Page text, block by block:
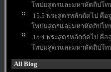
ทปมสูตรและมหาหัตถิปโท
15.5 พระสูตรหลักถัดไป คือ
ทปมสูตรและมหาหัตถิปโท
15.4 พระสูตรหลักถัดไป คือ
ทปมสูตรและมหาหัตถิปโท
All Blog